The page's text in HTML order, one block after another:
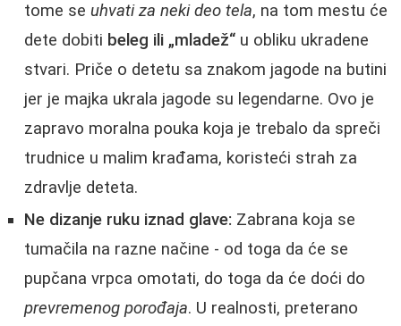
tome se uhvati za neki deo tela, na tom mestu će
dete dobiti beleg ili „mladež“ u obliku ukradene
stvari. Priče o detetu sa znakom jagode na butini
jer je majka ukrala jagode su legendarne. Ovo je
zapravo moralna pouka koja je trebalo da spreči
trudnice u malim krađama, koristeći strah za
zdravlje deteta.
Ne dizanje ruku iznad glave: Zabrana koja se
tumačila na razne načine - od toga da će se
pupčana vrpca omotati, do toga da će doći do
prevremenog porođaja. U realnosti, preterano